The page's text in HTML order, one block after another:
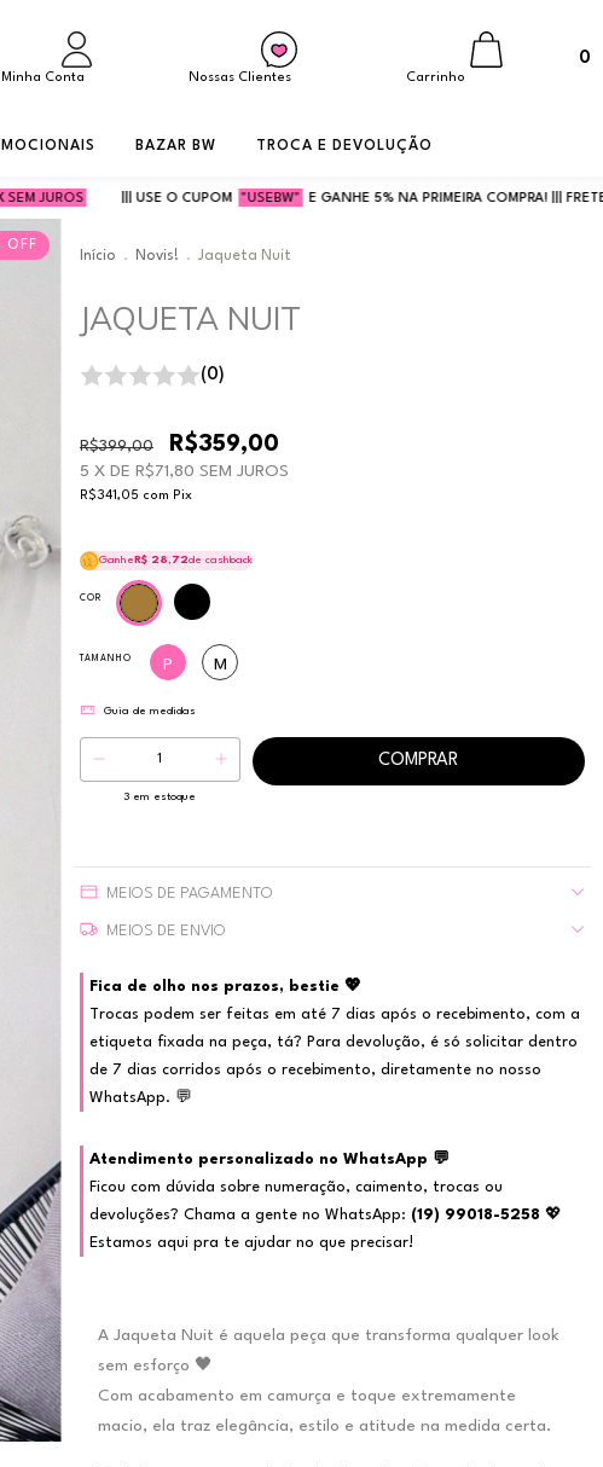
Minha Conta Nossas Clientes Carrinho
0
BAZAR BW TROCA E DEVOLUÇÃO
O CUPOM "USEBW" E GANHE 5% NA PRIMEIRA COMPRA! ||| FRETE FIXO SP R$14,90 |||
OFF
Início . Novis! . Jaqueta Nuit
JAQUETA NUIT
(0)
R$399,00 R$359,00
5 X DE R$71,80 SEM JUROS
R$341,05 com Pix
Ganhe R$ 28,72de cashback
COR
TAMANHO P M
Guia de medidas
3 em estoque
MEIOS DE PAGAMENTO
MEIOS DE ENVIO
Fica de olho nos prazos, bestie 💖
Trocas podem ser feitas em até 7 dias após o recebimento, com a
etiqueta fixada na peça, tá? Para devolução, é só solicitar dentro
de 7 dias corridos após o recebimento, diretamente no nosso
WhatsApp. 💬
Atendimento personalizado no WhatsApp 💬
Ficou com dúvida sobre numeração, caimento, trocas ou
devoluções? Chama a gente no WhatsApp: (19) 99018-5258 💖
Estamos aqui pra te ajudar no que precisar!
A Jaqueta Nuit é aquela peça que transforma qualquer look
sem esforço 🖤
Com acabamento em camurça e toque extremamente
macio, ela traz elegância, estilo e atitude na medida certa.